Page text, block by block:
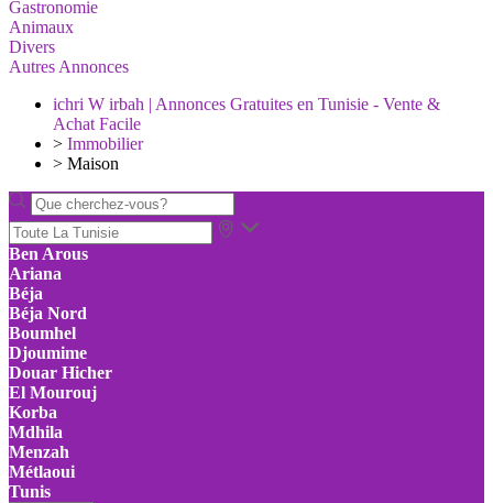
Gastronomie
Animaux
Divers
Autres Annonces
ichri W irbah | Annonces Gratuites en Tunisie - Vente &
Achat Facile
> Immobilier
> Maison
Ben Arous
Ariana
Béja
Béja Nord
Boumhel
Djoumime
Douar Hicher
El Mourouj
Korba
Mdhila
Menzah
Métlaoui
Tunis